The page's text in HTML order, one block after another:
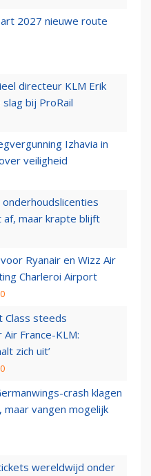
2027 nieuwe route
directeur KLM Erik
bij ProRail
Izhavia in
veiligheid
maar krapte blijft
Ryanair en Wizz Air
Charleroi Airport
Class steeds
France-KLM:
zich uit’
crash klagen
maar vangen mogelijk
wereldwijd onder